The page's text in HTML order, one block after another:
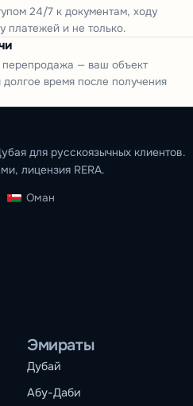
24/7 к документам, ходу
платежей и не только.
— ваш объект
долгое время после получения
для русскоязычных клиентов.
лицензия RERA.
Оман
Эмираты
Дубай
Абу-Даби